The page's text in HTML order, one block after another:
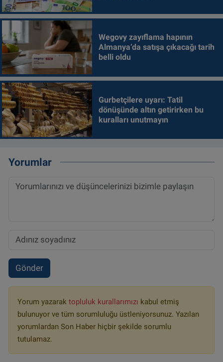
Wegovy zayıflama hapının
Almanya’da satışa çıkacağı tarih
belli oldu
Gurbetçilere uyarı: Tatil
dönüşünde altın getirirken bu
kuralları unutmayın
Yorumlar
Gönder
Yorum yazarak topluluk kurallarımızı kabul etmiş
bulunuyor ve tüm sorumluluğu üstleniyorsunuz. Yazılan
yorumlardan Son Haber hiçbir şekilde sorumlu
tutulamaz.